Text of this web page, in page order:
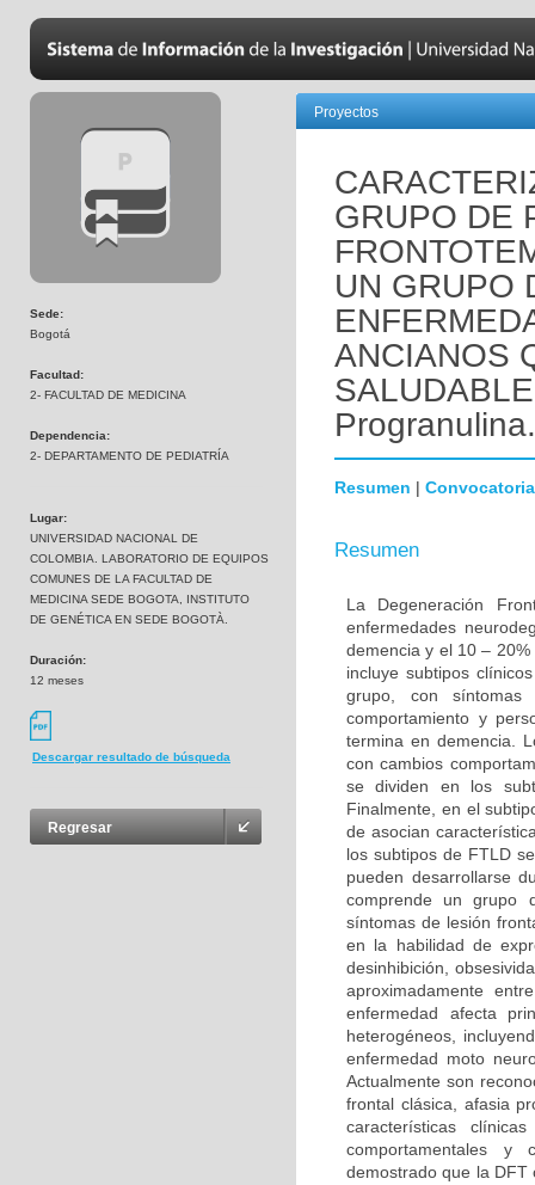
Sede:
Bogotá
Facultad:
2- FACULTAD DE MEDICINA
Dependencia:
2- DEPARTAMENTO DE PEDIATRÍA
Lugar:
UNIVERSIDAD NACIONAL DE
COLOMBIA. LABORATORIO DE EQUIPOS
COMUNES DE LA FACULTAD DE
MEDICINA SEDE BOGOTA, INSTITUTO
DE GENÉTICA EN SEDE BOGOTÀ.
Duración:
12 meses
Descargar resultado de búsqueda
Regresar
Proyectos
GRUPO DE
UN GRUPO
ANCIANOS
Progranulina.
Resumen | Convocatoria
Resumen
La Degeneración
enfermedades
demencia y el 10 –
incluye subtipos
grupo, con síntomas
comportamiento y
termina en demencia.
con cambios
se dividen en los
Finalmente, en el
de asocian
los subtipos de FTLD
pueden desarrollarse
comprende un grupo
síntomas de lesión
en la habilidad de
desinhibición,
aproximadamente
enfermedad afecta
heterogéneos,
enfermedad moto
Actualmente son
frontal clásica, afasia
características
comportamentales y
demostrado que la DFT